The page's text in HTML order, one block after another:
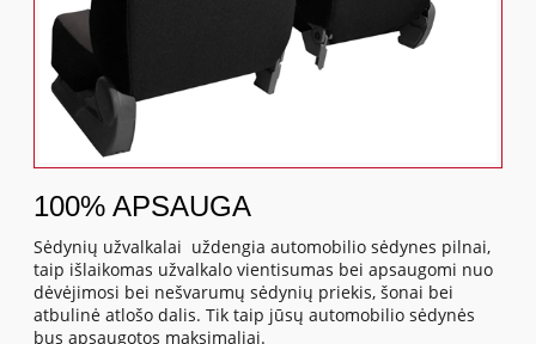
100% APSAUGA
Sėdynių užvalkalai uždengia automobilio sėdynes pilnai,
taip išlaikomas užvalkalo vientisumas bei apsaugomi nuo
dėvėjimosi bei nešvarumų sėdynių priekis, šonai bei
atbulinė atlošo dalis. Tik taip jūsų automobilio sėdynės
bus apsaugotos maksimaliai.